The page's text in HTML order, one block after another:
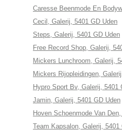
Caresse Beenmode En
Cecil, Galerij, 5401 GD Uden
Steps, Galerij, 5401 GD Uden
Free Record Shop, Galerij,
Mickers Lunchroom, Galerij,
Mickers Rijopleidingen,
Hypro Sport Bv, Galerij, 5401
Jamin, Galerij, 5401 GD Uden
Hoven Schoenmode Van
Team Kapsalon, Galerij, 5401